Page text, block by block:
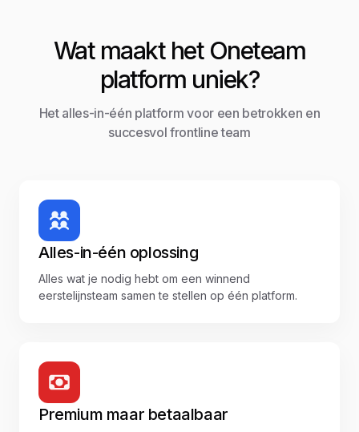
Wat maakt het Oneteam
platform uniek?
Het alles-in-één platform voor een betrokken en
succesvol frontline team
Alles-in-één oplossing
Alles wat je nodig hebt om een winnend
eerstelijnsteam samen te stellen op één platform.
Premium maar betaalbaar